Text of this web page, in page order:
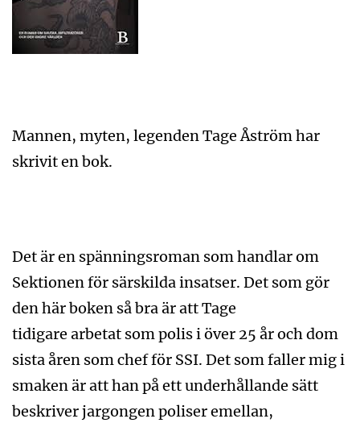
Mannen, myten, legenden Tage Åström har
skrivit en bok.
Det är en spänningsroman som handlar om
Sektionen för särskilda insatser. Det som gör
den här boken så bra är att Tage
tidigare arbetat som polis i över 25 år och dom
sista åren som chef för SSI. Det som faller mig i
smaken är att han på ett underhållande sätt
beskriver jargongen poliser emellan,